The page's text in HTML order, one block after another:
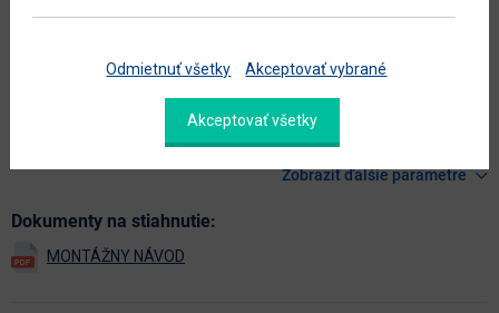
hlavná farba čierna
aglomerovaný materiál
Zobraziť ďalšie parametre
Dokumenty na stiahnutie:
Odmietnuť všetky Akceptovať vybrané
Akceptovať všetky